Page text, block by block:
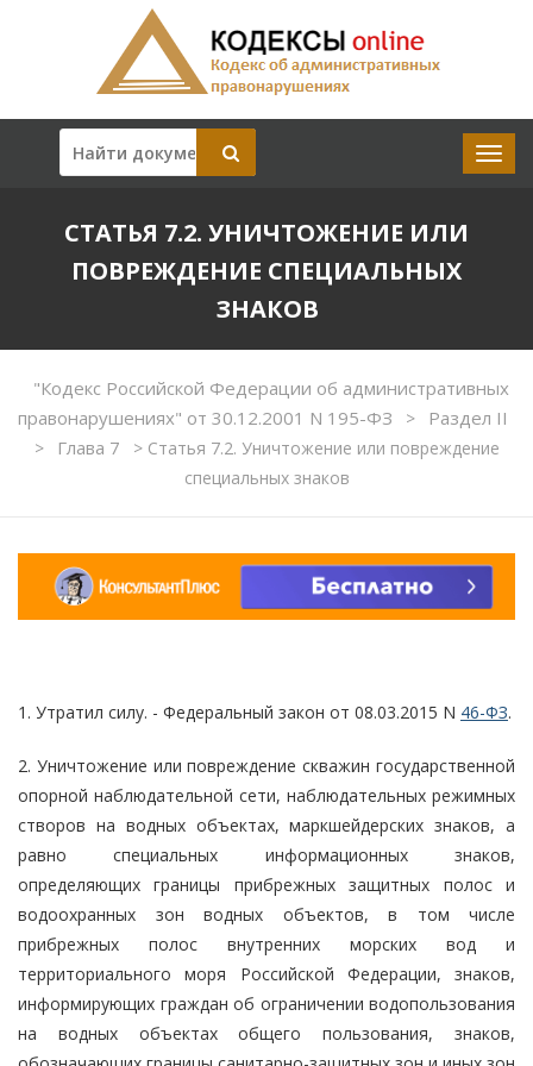
СТАТЬЯ 7.2. УНИЧТОЖЕНИЕ ИЛИ
ПОВРЕЖДЕНИЕ СПЕЦИАЛЬНЫХ
ЗНАКОВ
"Кодекс Российской Федерации об административных
правонарушениях" от 30.12.2001 N 195-ФЗ
> Раздел II
> Глава 7 >Статья 7.2. Уничтожение или повреждение
специальных знаков
1. Утратил силу. - Федеральный закон от 08.03.2015 N 46-ФЗ.
2. Уничтожение или повреждение скважин государственной
опорной наблюдательной сети, наблюдательных режимных
створов на водных объектах, маркшейдерских знаков, а
равно специальных информационных знаков,
определяющих границы прибрежных защитных полос и
водоохранных зон водных объектов, в том числе
прибрежных полос внутренних морских вод и
территориального моря Российской Федерации, знаков,
информирующих граждан об ограничении водопользования
на водных объектах общего пользования, знаков,